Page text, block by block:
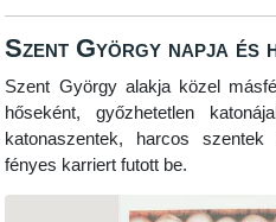
Szent György napja és
Szent György alakja közel
hőseként, győzhetetlen
katonaszentek, harcos szentek
fényes karriert futott be.